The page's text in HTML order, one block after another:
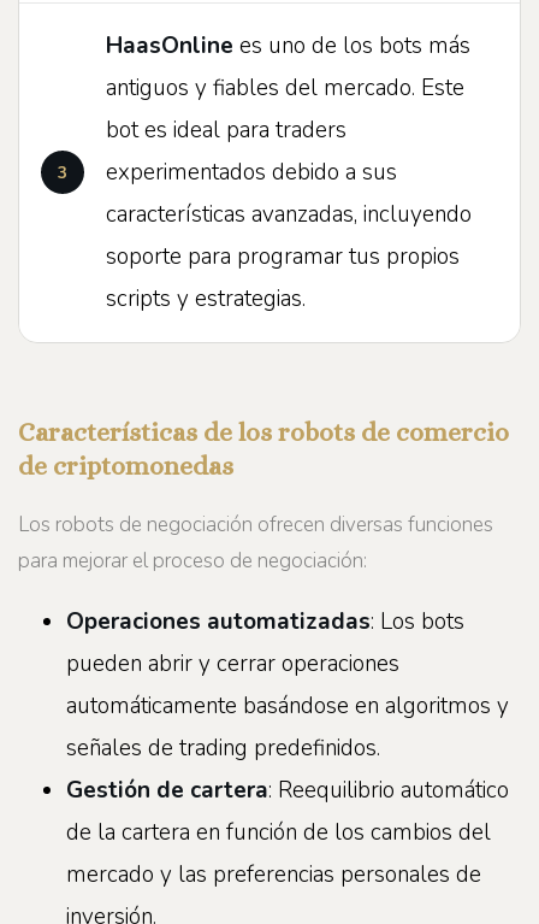
HaasOnline es uno de los bots más
antiguos y fiables del mercado. Este
bot es ideal para traders
experimentados debido a sus
características avanzadas, incluyendo
soporte para programar tus propios
scripts y estrategias.
Características de los robots de comercio
de criptomonedas
Los robots de negociación ofrecen diversas funciones
para mejorar el proceso de negociación:
Operaciones automatizadas: Los bots
pueden abrir y cerrar operaciones
automáticamente basándose en algoritmos y
señales de trading predefinidos.
Gestión de cartera: Reequilibrio automático
de la cartera en función de los cambios del
mercado y las preferencias personales de
inversión.